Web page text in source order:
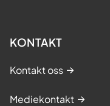
KONTAKT
Kontakt oss
Mediekontakt